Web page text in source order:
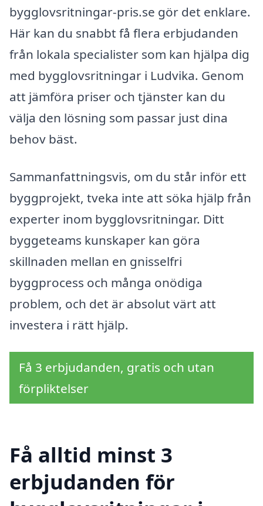
bygglovsritningar-pris.se gör det enklare.
Här kan du snabbt få flera erbjudanden
från lokala specialister som kan hjälpa dig
med bygglovsritningar i Ludvika. Genom
att jämföra priser och tjänster kan du
välja den lösning som passar just dina
behov bäst.
Sammanfattningsvis, om du står inför ett
byggprojekt, tveka inte att söka hjälp från
experter inom bygglovsritningar. Ditt
byggeteams kunskaper kan göra
skillnaden mellan en gnisselfri
byggprocess och många onödiga
problem, och det är absolut värt att
investera i rätt hjälp.
Få 3 erbjudanden, gratis och utan
förpliktelser
Få alltid minst 3
erbjudanden för